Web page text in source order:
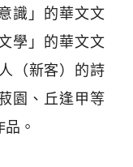
識」的華文文
學」的華文文
（新客）的詩
園、丘逢甲等
。